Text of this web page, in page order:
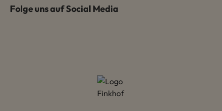
Folge uns auf Social Media